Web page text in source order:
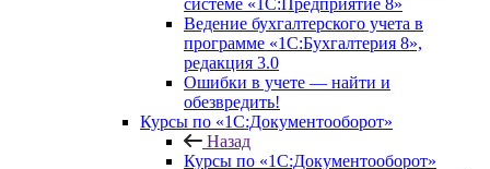
системе «1С:Предприятие 8»
Ведение бухгалтерского учета в
программе «1С:Бухгалтерия 8»,
редакция 3.0
Ошибки в учете — найти и
обезвредить!
Курсы по «1С:Документооборот»
Назад
Курсы по «1С:Документооборот»